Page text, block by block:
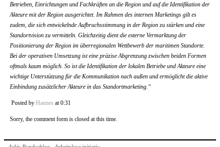
Betrieben, Einrichtungen und Fachkräften an die Region und auf die Identifikation der
Akteure mit der Region ausgerichtet. Im Rahmen des internen Marketings gilt es
zudem, die sich entwickelnde Aufbruchsstimmung in der Region zu stärken und eine
Standortvision zu vermitteln. Gleichzeitig dient die externe Vermarktung der
Positionierung der Region im überregionalen Wettbewerb der maritimen Standorte.
Bei der operativen Umsetzung ist eine präzise Abgrenzung zwischen beiden Formen
oftmals kaum möglich. So ist die Identifikation der lokalen Betriebe und Akteure eine
wichtige Unterstützung für die Kommunikation nach außen und ermöglicht die aktive
Einbindung zusätzlicher Akteure in das Standortmarketing.“
Posted by Hannes at 0:31
Sorry, the comment form is closed at this time.